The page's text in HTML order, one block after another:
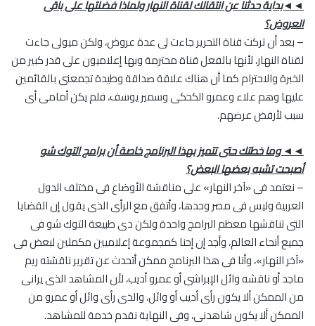
◄◄بداية حدثنا عن انتقالك لقناة النهار ولماذا فضلتها على باقى
العروض؟
– بعد أن تركت قناة التحرير جاءت لى عدة عروض، ولكن ميولى جاءت
لقناة النهار، لأنها بالفعل قناة محترمة وبها إعلاميون على قدر كبير من
الخبرة والاحترام كما أن هناك علاقة صداقة وطيدة تجمعنى بالقائمين
عليها وهم علاء وعمرو الكحكى وسمير يوسف، فلم يكن أمامى أى
سبب لأرفض عرضهم.
◄◄ وما خطتك حتى تتميز بهذا البرنامج خاصة أن برامج التوك شو
أصبحت تشبه بعضها البعض؟
– نعتمد فى «آخر النهار» على مناقشة الأوضاع فى مختلف الدول
العربية وليس فى مصر وحدها، وأتفق مع الرأى الذى يقول إن القضايا
التى تناقشها معظم البرامج واحدة ولكن دى طبيعة التوك شو فى
جميع أنحاء العالم، وأجد إن إحنا كمجموعة إعلاميين مكملين لبعض فى
«آخر النهار»، وأنا فى هذا البرنامج ممكن أتحدث عن تقرير ناقشته ريم
ماجد أو ناقشه وائل الإبراشى أو عمرو أديب، لأن المشاهد الذى يرانى
من الممكن ألا يكون رأى أديب أو وائل، والذى رأى وائل أو عمرو من
الممكن ألا يكون شاهدنى، وفى النهاية نقدم خدمة للمشاهد.